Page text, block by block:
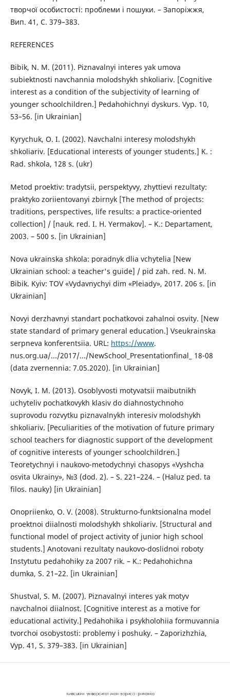
творчої особистості: проблеми і пошуки. – Запоріжжя,
Вип. 41, С. 379–383.
REFERENCES
Bibik, N. M. (2011). Piznavalnyi interes yak umova
subiektnosti navchannia molodshykh shkoliariv. [Cognitive
interest as a condition of the subjectivity of learning of
younger schoolchildren.] Pedahohichnyi dyskurs. Vyp. 10,
53–56. [in Ukrainian]
Kyrychuk, O. I. (2002). Navchalni interesy molodshykh
shkoliariv. [Educational interests of younger students.] K. :
Rad. shkola, 128 s. (ukr)
Metod proektiv: tradytsii, perspektyvy, zhyttievi rezultaty:
praktyko zoriientovanyi zbirnyk [The method of projects:
traditions, perspectives, life results: a practice-oriented
collection] / [nauk. red. I. H. Yermakov]. – K.: Departament,
2003. – 500 s. [in Ukrainian]
Nova ukrainska shkola: poradnyk dlia vchytelia [New
Ukrainian school: a teacher's guide] / pid zah. red. N. M.
Bibik. Kyiv: TOV «Vydavnychyi dim «Pleiady», 2017. 206 s. [in
Ukrainian]
Novyi derzhavnyi standart pochatkovoi zahalnoi osvity. [New
state standard of primary general education.] Vseukrainska
serpneva konferentsiia. URL: https://www.
nus.org.ua/.../2017/.../NewSchool_Presentationfinal_ 18-08
(data zvernennia: 7.05.2020). [in Ukrainian]
Novyk, I. M. (2013). Osoblyvosti motyvatsii maibutnikh
uchyteliv pochatkovykh klasiv do diahnostychnoho
suprovodu rozvytku piznavalnykh interesiv molodshykh
shkoliariv. [Peculiarities of the motivation of future primary
school teachers for diagnostic support of the development
of cognitive interests of younger schoolchildren.]
Teoretychnyi i naukovo-metodychnyi chasopys «Vyshcha
osvita Ukrainy», №3 (dod. 2). – S. 221–224. – (Haluz ped. ta
filos. nauky) [in Ukrainian]
Onopriienko, O. V. (2008). Strukturno-funktsionalna model
proektnoi diialnosti molodshykh shkoliariv. [Structural and
functional model of project activity of junior high school
students.] Anotovani rezultaty naukovo-doslidnoi roboty
Instytutu pedahohiky za 2007 rik. – K.: Pedahohichna
dumka, S. 21–22. [in Ukrainian]
Shustval, S. M. (2007). Piznavalnyi interes yak motyv
navchalnoi diialnost. [Cognitive interest as a motive for
educational activity.] Pedahohika i psykholohiia formuvannia
tvorchoi osobystosti: problemy i poshuky. – Zaporizhzhia,
Vyp. 41, S. 379–383. [in Ukrainian]